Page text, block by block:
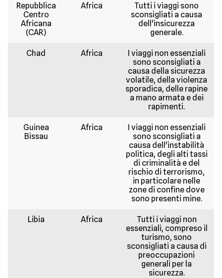
Repubblica
Centro
Africana
(CAR)
Africa
Tutti i viaggi sono
sconsigliati a causa
dell'insicurezza
generale.
Chad Africa
I viaggi non essenziali
sono sconsigliati a
causa della sicurezza
volatile, della violenza
sporadica, delle rapine
a mano armata e dei
rapimenti.
Guinea
Bissau
Africa
I viaggi non essenziali
sono sconsigliati a
causa dell'instabilità
politica, degli alti tassi
di criminalità e del
rischio di terrorismo,
in particolare nelle
zone di confine dove
sono presenti mine.
Libia Africa
Tutti i viaggi non
essenziali, compreso il
turismo, sono
sconsigliati a causa di
preoccupazioni
generali per la
sicurezza.